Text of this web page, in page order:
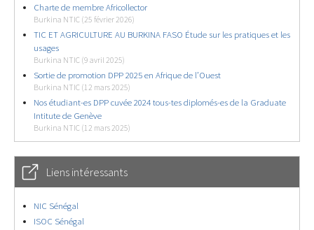
Charte de membre Africollector
Burkina NTIC (25 février 2026)
TIC ET AGRICULTURE AU BURKINA FASO Étude sur les pratiques et les
usages
Burkina NTIC (9 avril 2025)
Sortie de promotion DPP 2025 en Afrique de l’Ouest
Burkina NTIC (12 mars 2025)
Nos étudiant-es DPP cuvée 2024 tous-tes diplomés-es de la Graduate
Intitute de Genève
Burkina NTIC (12 mars 2025)
Liens intéressants
NIC Sénégal
ISOC Sénégal